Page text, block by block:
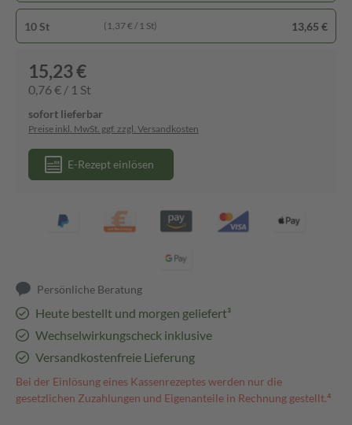
10 St (1,37 € / 1 St) 13,65 €
15,23 €
0,76 € / 1 St
sofort lieferbar
Preise inkl. MwSt. ggf. zzgl. Versandkosten
E-Rezept einlösen
Persönliche Beratung
Heute bestellt und morgen geliefert³
Wechselwirkungscheck inklusive
Versandkostenfreie Lieferung
Bei der Einlösung eines Kassenrezeptes werden nur die
gesetzlichen Zuzahlungen und Eigenanteile in Rechnung gestellt.⁴